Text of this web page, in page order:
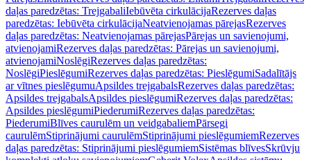
daļas paredzētas: TrejgabaliIebūvēta cirkulācijaRezerves daļas
paredzētas: Iebūvēta cirkulācijaNeatvienojamas pārejasRezerves
daļas paredzētas: Neatvienojamas pārejasPārejas un savienojumi,
atvienojamiRezerves daļas paredzētas: Pārejas un savienojumi,
atvienojamiNoslēgiRezerves daļas paredzētas:
NoslēgiPieslēgumiRezerves daļas paredzētas: PieslēgumiSadalītājs
ar vītnes pieslēgumuApsildes trejgabalsRezerves daļas paredzētas:
Apsildes trejgabalsApsildes pieslēgumiRezerves daļas paredzētas:
Apsildes pieslēgumiPiederumiRezerves daļas paredzētas:
PiederumiBlīves caurulēm un veidgabaliemPārsegi
caurulēmStiprinājumi caurulēmStiprinājumi pieslēgumiemRezerves
daļas paredzētas: Stiprinājumi pieslēgumiemSistēmas blīvesSkrūvju